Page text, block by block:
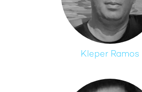
Kleper Ramos